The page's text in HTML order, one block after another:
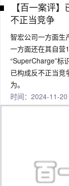
【百一案评
不正当竞争
智宏公司一方面生
一方面还在其自营
“SuperCharge”标
已构成反不正当竞
为。
时间：2024-11-20